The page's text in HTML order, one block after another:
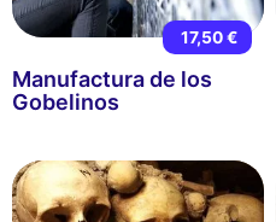
17,50 €
Manufactura de los
Gobelinos